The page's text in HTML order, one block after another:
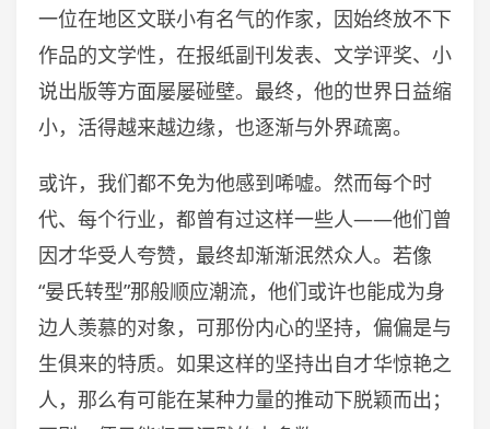
一位在地区文联小有名气的作家，因始终放不下
作品的文学性，在报纸副刊发表、文学评奖、小
说出版等方面屡屡碰壁。最终，他的世界日益缩
小，活得越来越边缘，也逐渐与外界疏离。
或许，我们都不免为他感到唏嘘。然而每个时
代、每个行业，都曾有过这样一些人——他们曾
因才华受人夸赞，最终却渐渐泯然众人。若像
“晏氏转型”那般顺应潮流，他们或许也能成为身
边人羡慕的对象，可那份内心的坚持，偏偏是与
生俱来的特质。如果这样的坚持出自才华惊艳之
人，那么有可能在某种力量的推动下脱颖而出；